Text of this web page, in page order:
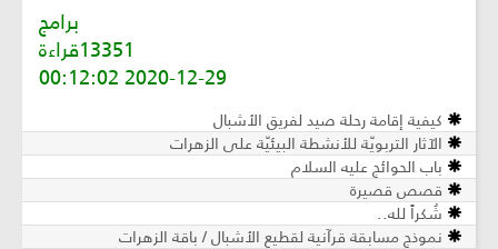
برامج
13351قراءة
2020-12-29 00:12:02
كيفية إقامة رحلة صيد لفريق الأشبال
الآثار التربويّة للأنشطة البيئيّة على الزهرات
باب الحوائج عليه السلام
قصص قصيرة
شُكراً لله..
نموذج مسابقة قرآنية لقطيع الأشبال / باقة الزهرات